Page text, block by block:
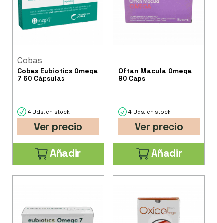
Cobas
Cobas Eubiotics Omega
7 60 Cápsulas
4 Uds. en stock
Ver precio
Añadir
Oftan Macula Omega
90 Caps
4 Uds. en stock
Ver precio
Añadir